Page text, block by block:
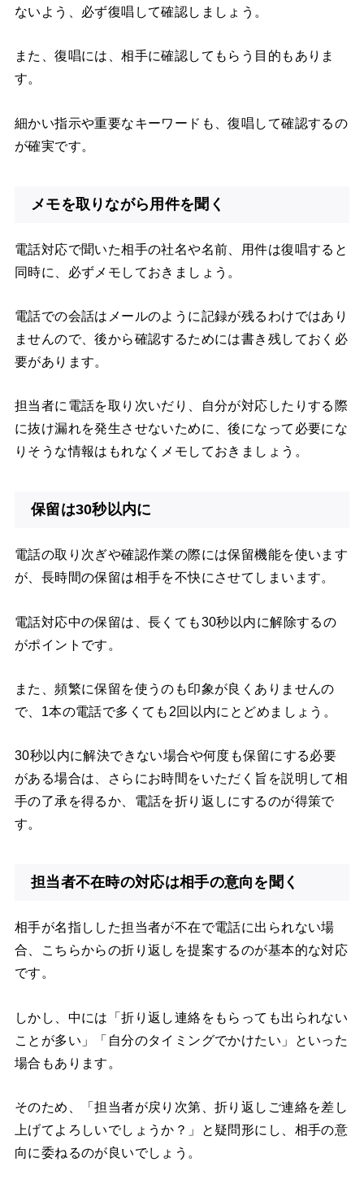
ないよう、必ず復唱して確認しましょう。
また、復唱には、相手に確認してもらう目的もありま
す。
細かい指示や重要なキーワードも、復唱して確認するの
が確実です。
メモを取りながら用件を聞く
電話対応で聞いた相手の社名や名前、用件は復唱すると
同時に、必ずメモしておきましょう。
電話での会話はメールのように記録が残るわけではあり
ませんので、後から確認するためには書き残しておく必
要があります。
担当者に電話を取り次いだり、自分が対応したりする際
に抜け漏れを発生させないために、後になって必要にな
りそうな情報はもれなくメモしておきましょう。
保留は30秒以内に
電話の取り次ぎや確認作業の際には保留機能を使います
が、長時間の保留は相手を不快にさせてしまいます。
電話対応中の保留は、長くても30秒以内に解除するの
がポイントです。
また、頻繁に保留を使うのも印象が良くありませんの
で、1本の電話で多くても2回以内にとどめましょう。
30秒以内に解決できない場合や何度も保留にする必要
がある場合は、さらにお時間をいただく旨を説明して相
手の了承を得るか、電話を折り返しにするのが得策で
す。
担当者不在時の対応は相手の意向を聞く
相手が名指しした担当者が不在で電話に出られない場
合、こちらからの折り返しを提案するのが基本的な対応
です。
しかし、中には「折り返し連絡をもらっても出られない
ことが多い」「自分のタイミングでかけたい」といった
場合もあります。
そのため、「担当者が戻り次第、折り返しご連絡を差し
上げてよろしいでしょうか？」と疑問形にし、相手の意
向に委ねるのが良いでしょう。